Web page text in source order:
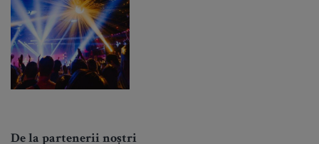
De la partenerii noștri